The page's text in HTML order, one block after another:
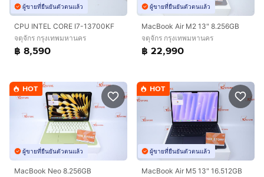
ผู้ขายที่ยืนยันตัวตนแล้ว
CPU INTEL CORE I7-13700KF
จตุจักร กรุงเทพมหานคร
฿ 8,590
ผู้ขายที่ยืนยันตัวตนแล้ว
MacBook Air M2 13" 8.256GB
จตุจักร กรุงเทพมหานคร
฿ 22,990
HOT
ผู้ขายที่ยืนยันตัวตนแล้ว
MacBook Neo 8.256GB
HOT
ผู้ขายที่ยืนยันตัวตนแล้ว
MacBook Air M5 13" 16.512GB